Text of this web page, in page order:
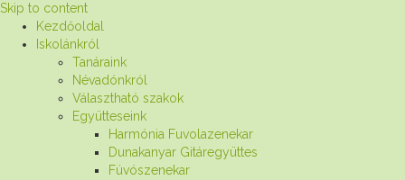
Skip to content
Kezdőoldal
Iskolánkról
Tanáraink
Névadónkról
Választható szakok
Együtteseink
Harmónia Fuvolazenekar
Dunakanyar Gitáregyüttes
Fúvószenekar